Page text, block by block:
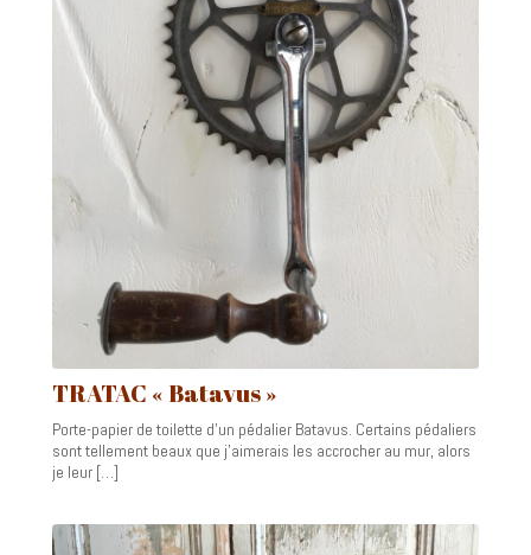
TRATAC « Batavus »
Porte-papier de toilette d’un pédalier Batavus. Certains pédaliers
sont tellement beaux que j’aimerais les accrocher au mur, alors
je leur […]